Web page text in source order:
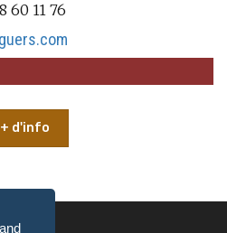
60 11 76
+ d'info